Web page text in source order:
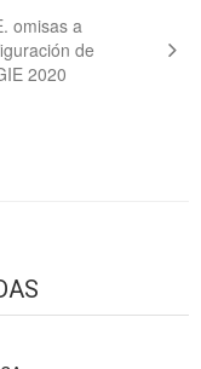
omisas a
de
2020